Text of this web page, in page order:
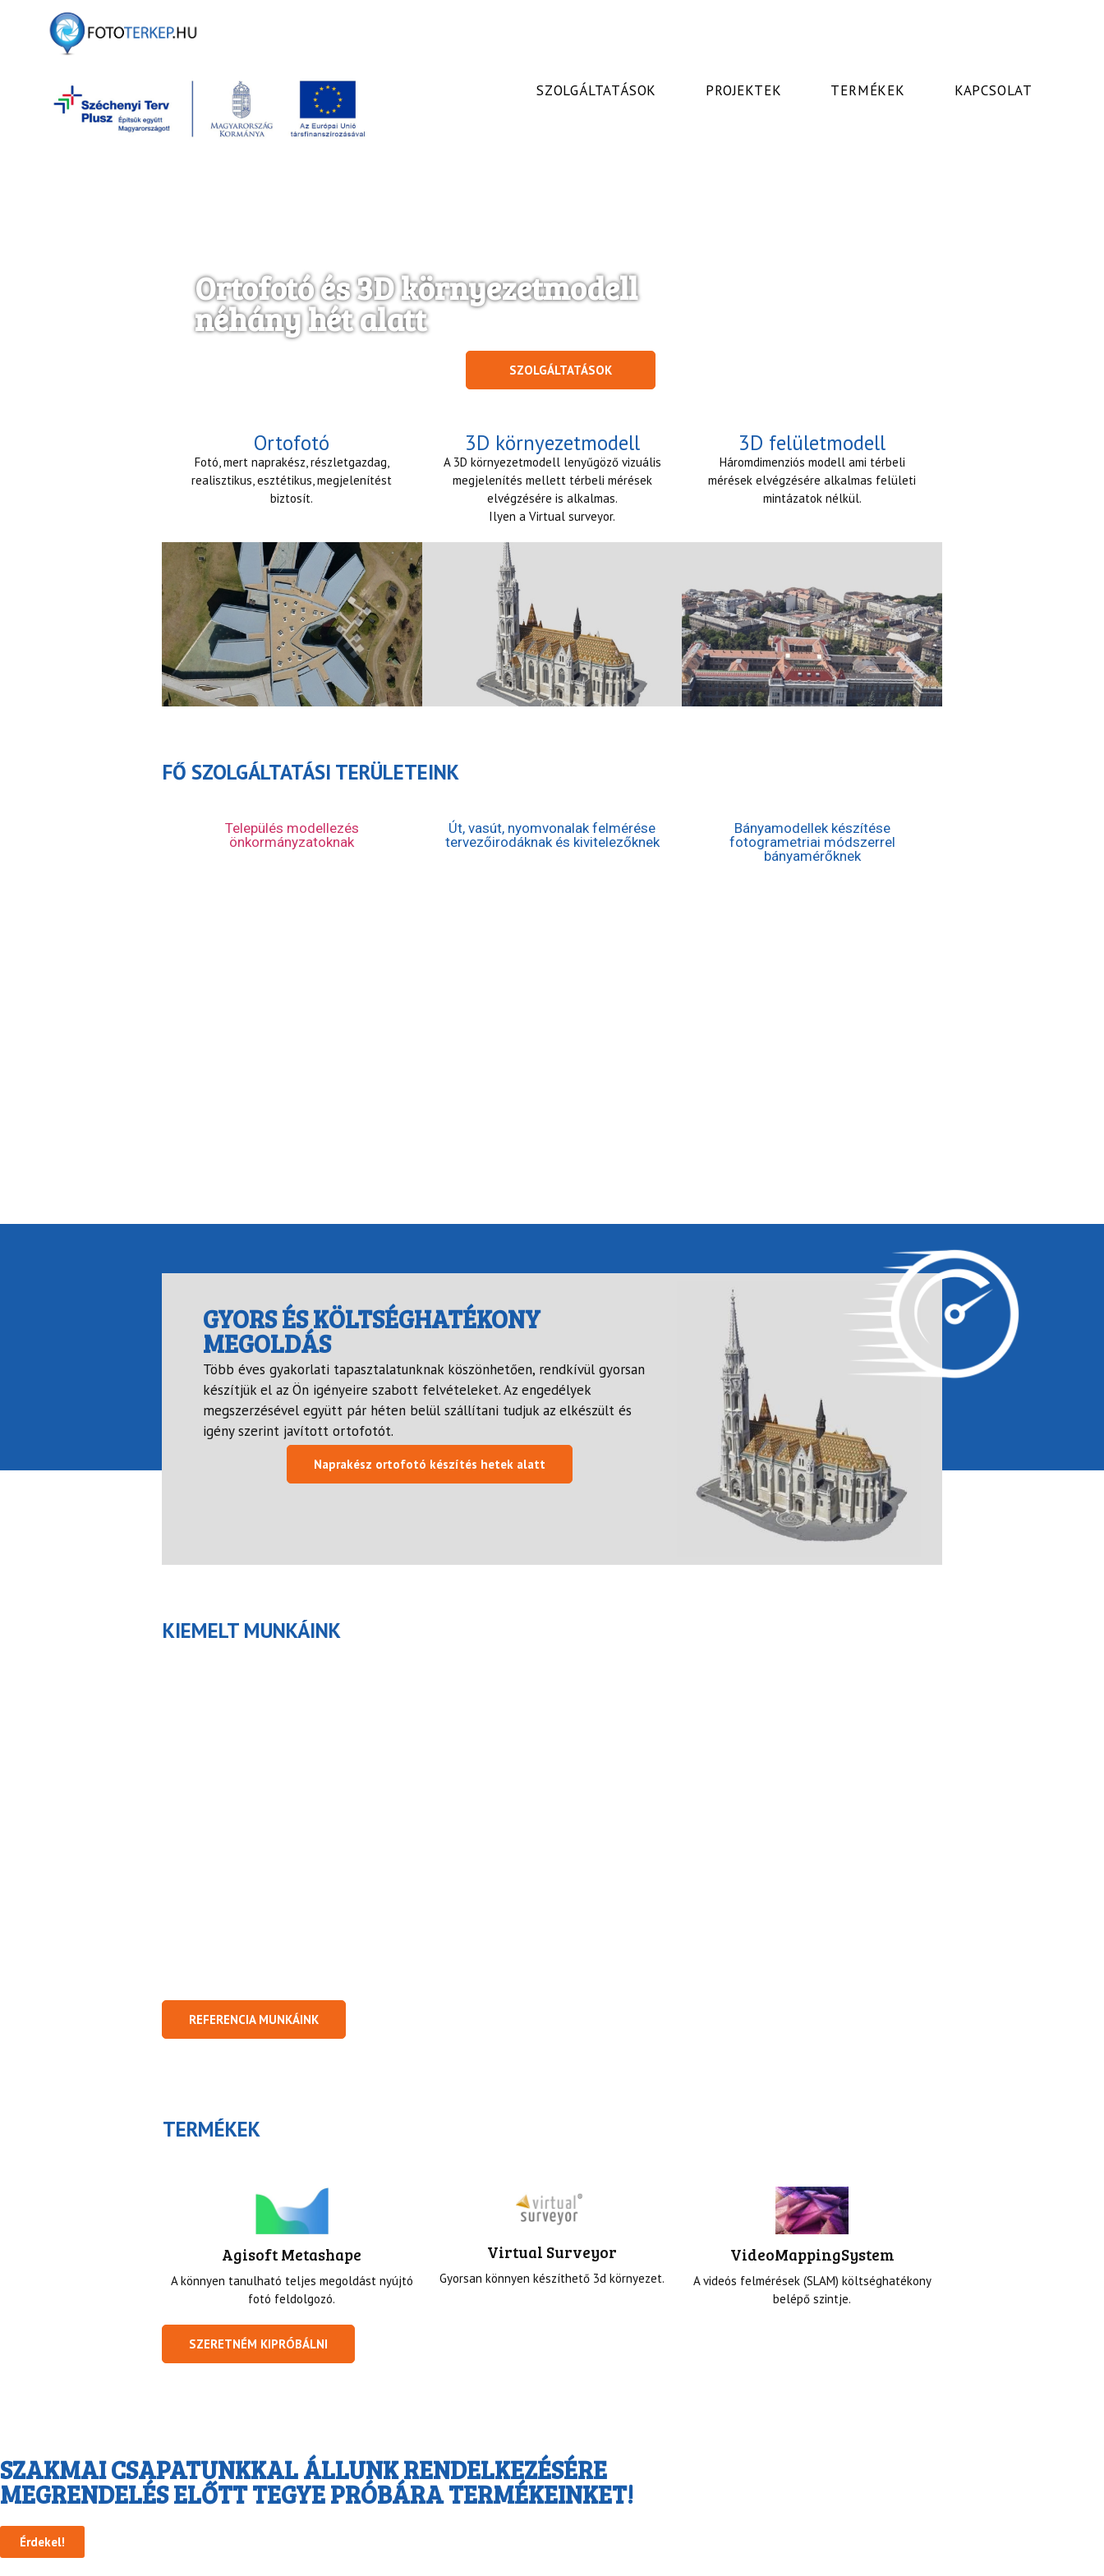
SZOLGÁLTATÁSOK PROJEKTEK TERMÉKEK KAPCSOLAT
Ortofotó és 3D környezetmodell
néhány hét alatt
SZOLGÁLTATÁSOK
Ortofotó
Fotó, mert naprakész, részletgazdag,
realisztikus, esztétikus, megjelenítést
biztosít.
3D környezetmodell
A 3D környezetmodell lenyűgöző vizuális
megjelenítés mellett térbeli mérések
elvégzésére is alkalmas.
Ilyen a Virtual surveyor.
3D felületmodell
Háromdimenziós modell ami térbeli
mérések elvégzésére alkalmas felületi
mintázatok nélkül.
FŐ SZOLGÁLTATÁSI TERÜLETEINK
Település modellezés
önkormányzatoknak
Út, vasút, nyomvonalak felmérése
tervezőirodáknak és kivitelezőknek
Bányamodellek készítése
fotogrametriai módszerrel
bányamérőknek
GYORS ÉS KÖLTSÉGHATÉKONY
MEGOLDÁS
Több éves gyakorlati tapasztalatunknak köszönhetően, rendkívül gyorsan
készítjük el az Ön igényeire szabott felvételeket. Az engedélyek
megszerzésével együtt pár héten belül szállítani tudjuk az elkészült és
igény szerint javított ortofotót.
Naprakész ortofotó készítés hetek alatt
KIEMELT MUNKÁINK
REFERENCIA MUNKÁINK
TERMÉKEK
Agisoft Metashape
A könnyen tanulható teljes megoldást nyújtó
fotó feldolgozó.
Virtual Surveyor
Gyorsan könnyen készíthető 3d környezet.
VideoMappingSystem
A videós felmérések (SLAM) költséghatékony
belépő szintje.
SZERETNÉM KIPRÓBÁLNI
SZAKMAI CSAPATUNKKAL ÁLLUNK RENDELKEZÉSÉRE
MEGRENDELÉS ELŐTT TEGYE PRÓBÁRA TERMÉKEINKET!
Érdekel!